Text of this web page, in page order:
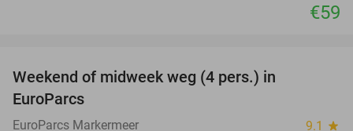
€59
Weekend of midweek weg (4 pers.) in
EuroParcs
EuroParcs Markermeer 9.1 star